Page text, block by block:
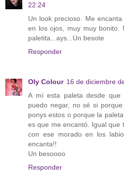
22:24
Un look precioso. Me
en los ojos, muy muy bonito.
paletita...ays...Un besote
Responder
Oly Colour 16 de diciembre
A mí esta paleta desde
puedo negar, no sé si
ponys estos o porque la
es que me encantó. Igual que
con ese morado en los
encanta!!
Un besoooo
Responder